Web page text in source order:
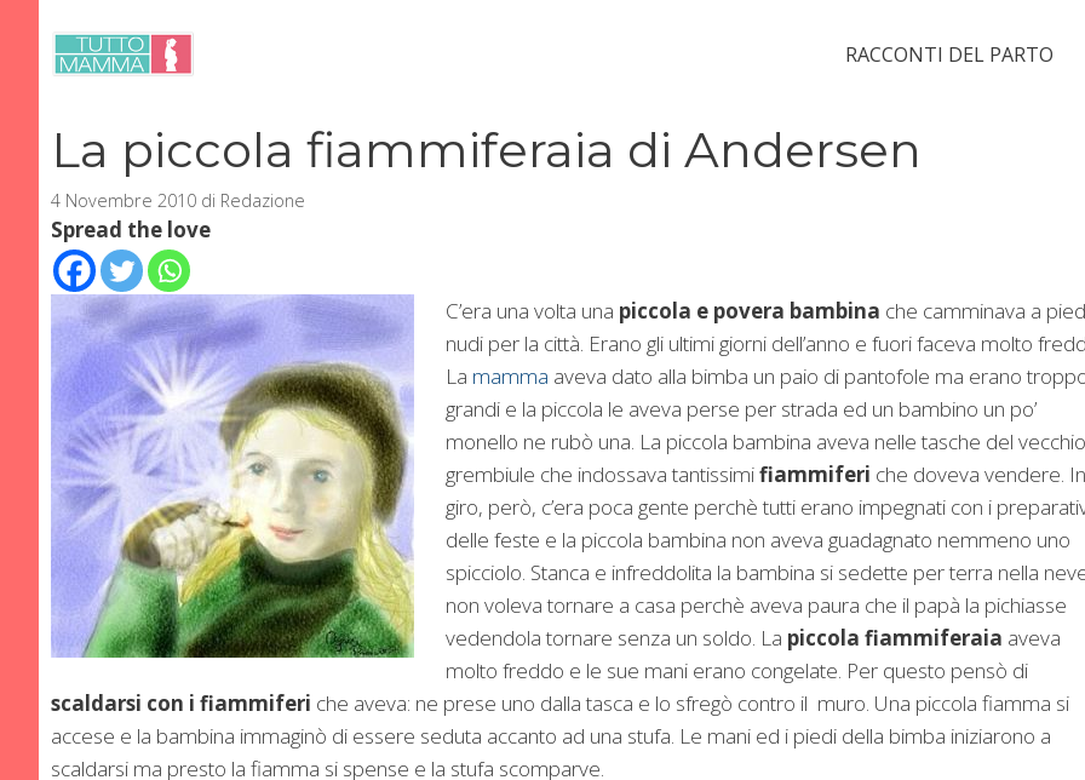
contenuto
RACCONTI DEL PARTO
La piccola fiammiferaia di Andersen
4 Novembre 2010 di Redazione
Spread the love
C’era una volta una piccola e povera bambina che camminava a
nudi per la città. Erano gli ultimi giorni dell’anno e fuori faceva molto
La mamma aveva dato alla bimba un paio di pantofole ma erano
grandi e la piccola le aveva perse per strada ed un bambino un po’
monello ne rubò una. La piccola bambina aveva nelle tasche del vecchio
grembiule che indossava tantissimifiammiferi che doveva vendere. In
giro, però, c’era poca gente perchè tutti erano impegnati con i
delle feste e la piccola bambina non aveva guadagnato nemmeno uno
spicciolo. Stanca e infreddolita la bambina si sedette per terra nella
non voleva tornare a casa perchè aveva paura che il papà la pichiasse
vedendola tornare senza un soldo. La piccola fiammiferaia aveva
molto freddo e le sue mani erano congelate. Per questo pensò di
scaldarsi con i fiammiferi che aveva: ne prese uno dalla tasca e lo sfregò contro il muro. Una piccola fiamma si
accese e la bambina immaginò di essere seduta accanto ad una stufa. Le mani ed i piedi della bimba iniziarono a
scaldarsi ma presto la fiamma si spense e la stufa scomparve.